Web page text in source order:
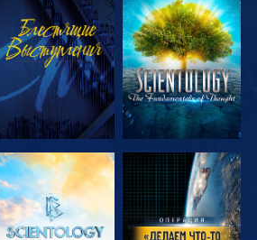
СМОТРЕТЬ
СМОТРЕТЬ
ПЕРЕДАЧИ
СМОТРЕТЬ
ПЕРЕДАЧИ
СМОТРЕТЬ